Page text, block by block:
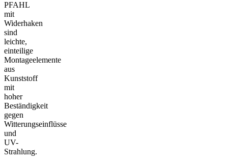
PFAHL
mit
Widerhaken
sind
leichte,
einteilige
Montageelemente
aus
Kunststoff
mit
hoher
Beständigkeit
gegen
Witterungseinflüsse
und
UV-
Strahlung.